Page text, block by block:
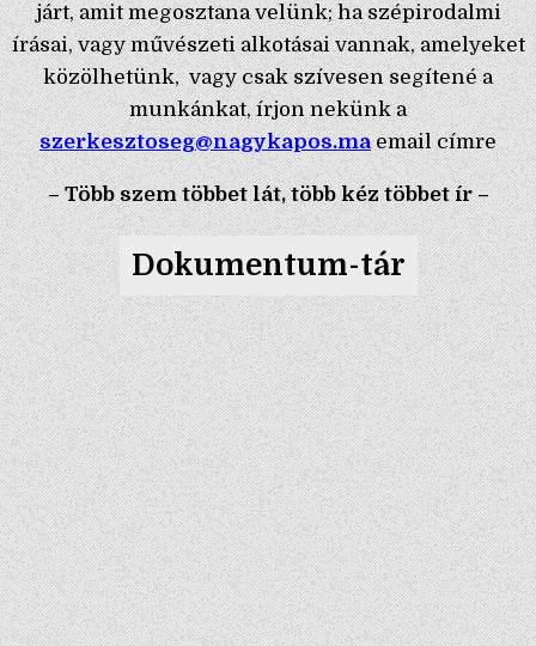
járt, amit megosztana velünk; ha szépirodalmi
írásai, vagy művészeti alkotásai vannak, amelyeket
közölhetünk, vagy csak szívesen segítené a
munkánkat, írjon nekünk a
szerkesztoseg@nagykapos.ma email címre
– Több szem többet lát, több kéz többet ír –
Dokumentum-tár